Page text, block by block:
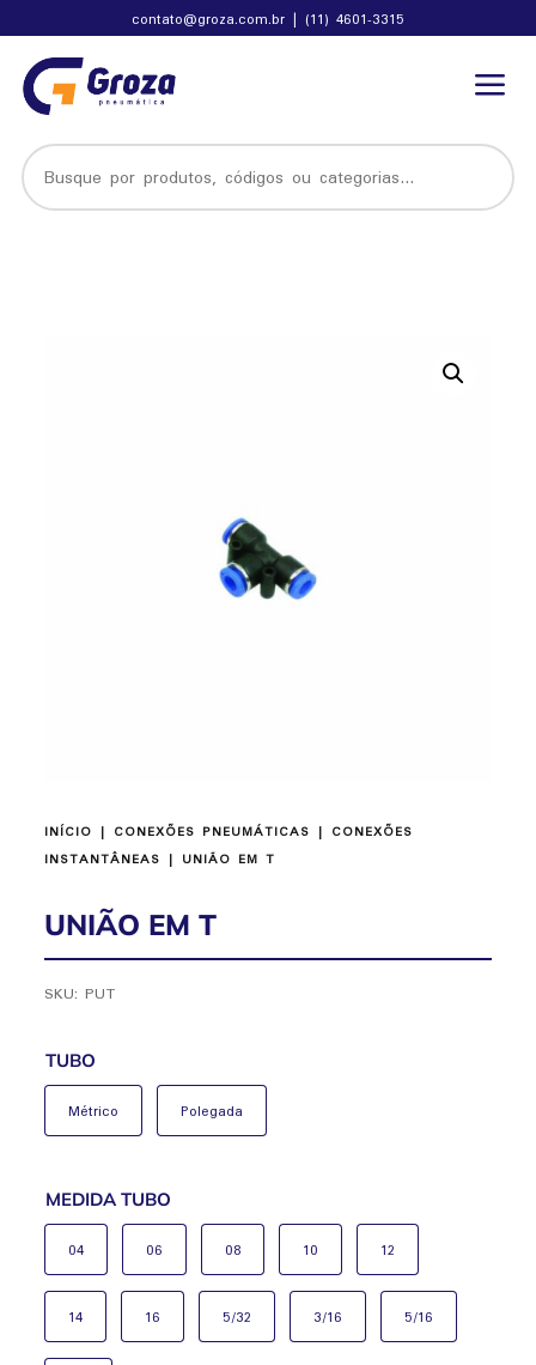
contato@groza.com.br | (11) 4601-3315
a
INÍCIO | CONEXÕES PNEUMÁTICAS | CONEXÕES
INSTANTÂNEAS | UNIÃO EM T
UNIÃO EM T
SKU:PUT
TUBO
Métrico Polegada
MEDIDA TUBO
04 06 08 10 12
14 16 5/32 3/16 5/16